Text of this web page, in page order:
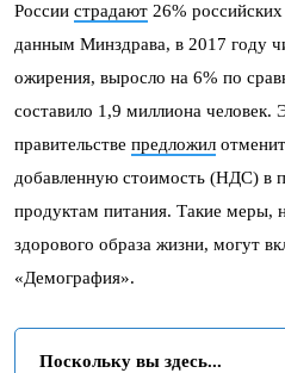
России страдают 26%
данным Минздрава, в 2017 году
ожирения, выросло на 6% по
составило 1,9 миллиона человек.
правительстве предложил
добавленную стоимость (НДС) в
продуктам питания. Такие меры,
здорового образа жизни, могут
«Демография».
Поскольку вы здесь...